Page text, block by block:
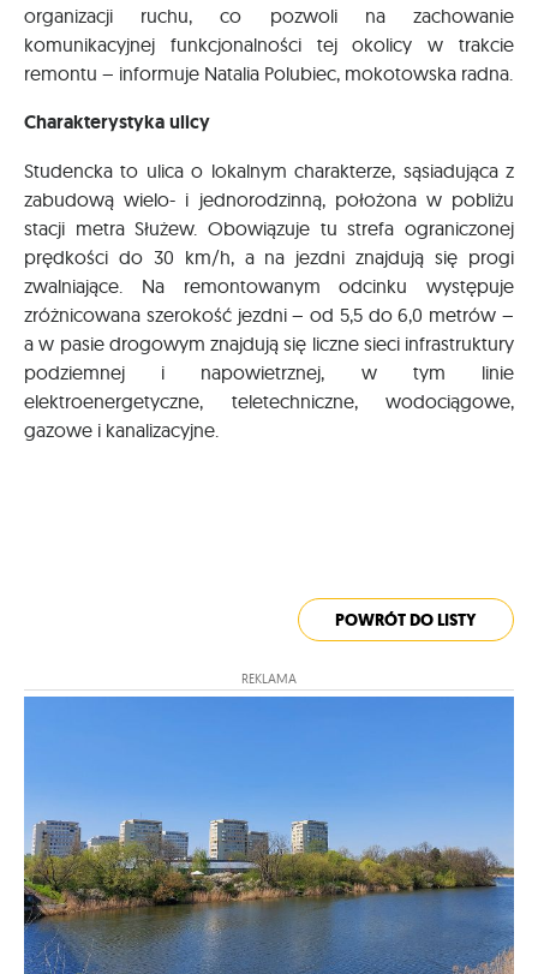
organizacji ruchu, co pozwoli na zachowanie
komunikacyjnej funkcjonalności tej okolicy w trakcie
remontu – informuje Natalia Polubiec, mokotowska radna.
Charakterystyka ulicy
Studencka to ulica o lokalnym charakterze, sąsiadująca z
zabudową wielo- i jednorodzinną, położona w pobliżu
stacji metra Służew. Obowiązuje tu strefa ograniczonej
prędkości do 30 km/h, a na jezdni znajdują się progi
zwalniające. Na remontowanym odcinku występuje
zróżnicowana szerokość jezdni – od 5,5 do 6,0 metrów –
a w pasie drogowym znajdują się liczne sieci infrastruktury
podziemnej i napowietrznej, w tym linie
elektroenergetyczne, teletechniczne, wodociągowe,
gazowe i kanalizacyjne.
POWRÓT DO LISTY
REKLAMA